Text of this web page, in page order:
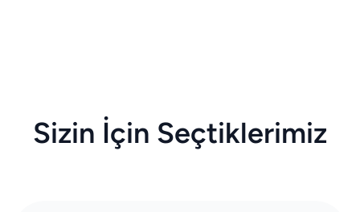
Sizin İçin Seçtiklerimiz